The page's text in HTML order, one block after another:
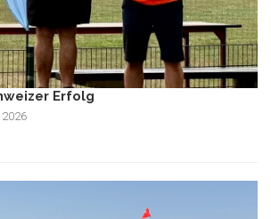
Erfolg
2026